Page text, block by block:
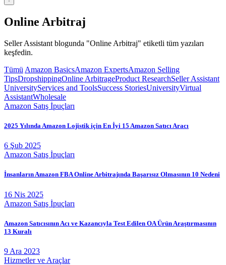
Online Arbitraj
Seller Assistant blogunda "Online Arbitraj" etiketli tüm yazıları
keşfedin.
Tümü Amazon BasicsAmazon ExpertsAmazon Selling
TipsDropshippingOnline ArbitrageProduct ResearchSeller Assistant
UniversityServices and ToolsSuccess StoriesUniversityVirtual
AssistantWholesale
Amazon Satış İpuçları
2025 Yılında Amazon Lojistik için En İyi 15 Amazon Satıcı Aracı
6 Şub 2025
Amazon Satış İpuçları
İnsanların Amazon FBA Online Arbitrajında Başarısız Olmasının 10 Nedeni
16 Nis 2025
Amazon Satış İpuçları
Amazon Satıcısının Acı ve Kazancıyla Test Edilen OA Ürün Araştırmasının
13 Kuralı
9 Ara 2023
Hizmetler ve Araçlar